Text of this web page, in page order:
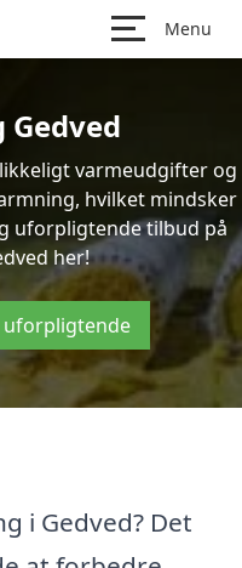
Menu
varmeudgifter og
hvilket mindsker
uforpligtende tilbud på
her!
uforpligtende
i Gedved? Det